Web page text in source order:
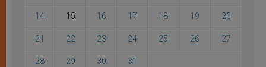
14 15 16 17 18 19 20
21 22 23 24 25 26 27
28 29 30 31